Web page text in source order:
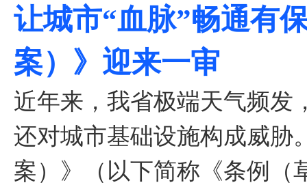
让城市“血脉”畅通有
案）》迎来一审
近年来，我省极端天气频发
还对城市基础设施构成威胁
案）》（以下简称《条例（